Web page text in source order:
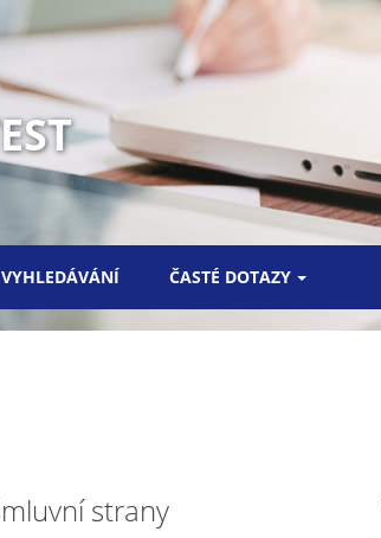
ČASTÉ DOTAZY
strany